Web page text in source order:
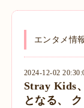
エンタメ情
2024-12-02
Stray Kids
となる、